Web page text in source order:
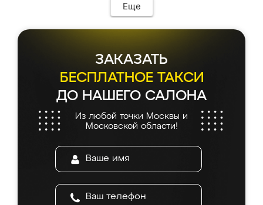
Еще
ЗАКАЗАТЬ
БЕСПЛАТНОЕ ТАКСИ
ДО НАШЕГО САЛОНА
Из любой точки Москвы и
Московской области!